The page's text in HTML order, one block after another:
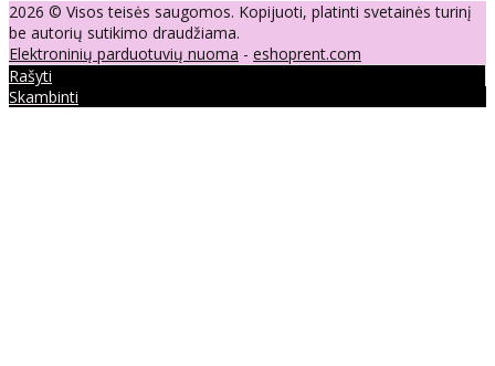
2026 © Visos teisės saugomos. Kopijuoti, platinti svetainės turinį
be autorių sutikimo draudžiama.
Elektroninių parduotuvių nuoma - eshoprent.com
Rašyti
Skambinti